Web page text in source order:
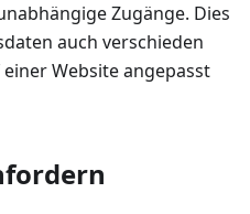
Zugänge. Dies
auch verschieden
Website angepasst